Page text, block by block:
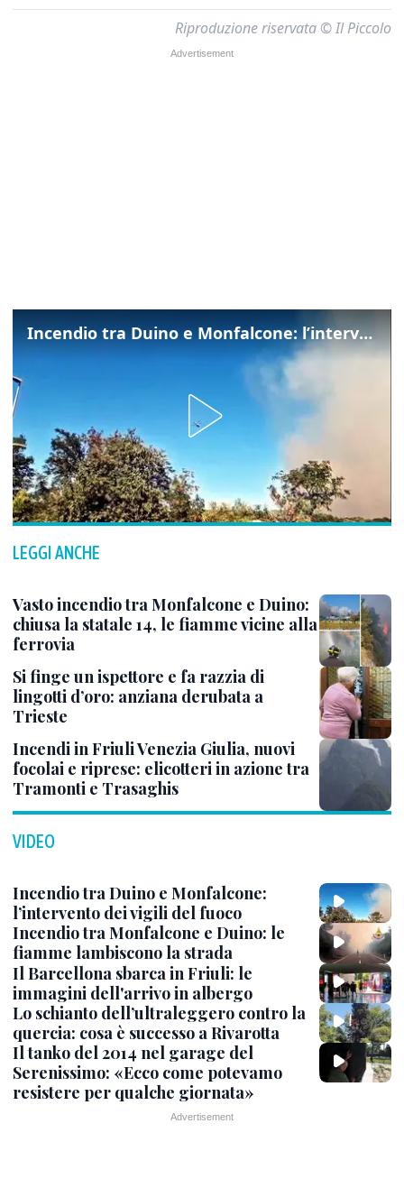
Riproduzione riservata © Il Piccolo
Incendio tra Duino e Monfalcone: l’intervento dei vigili del fuoco
LEGGI ANCHE
Vasto incendio tra Monfalcone e Duino:
chiusa la statale 14, le fiamme vicine alla
ferrovia
Si finge un ispettore e fa razzia di
lingotti d’oro: anziana derubata a
Trieste
Incendi in Friuli Venezia Giulia, nuovi
focolai e riprese: elicotteri in azione tra
Tramonti e Trasaghis
VIDEO
Incendio tra Duino e Monfalcone:
l’intervento dei vigili del fuoco
Incendio tra Monfalcone e Duino: le
fiamme lambiscono la strada
Il Barcellona sbarca in Friuli: le
immagini dell'arrivo in albergo
Lo schianto dell’ultraleggero contro la
quercia: cosa è successo a Rivarotta
Il tanko del 2014 nel garage del
Serenissimo: «Ecco come potevamo
resistere per qualche giornata»